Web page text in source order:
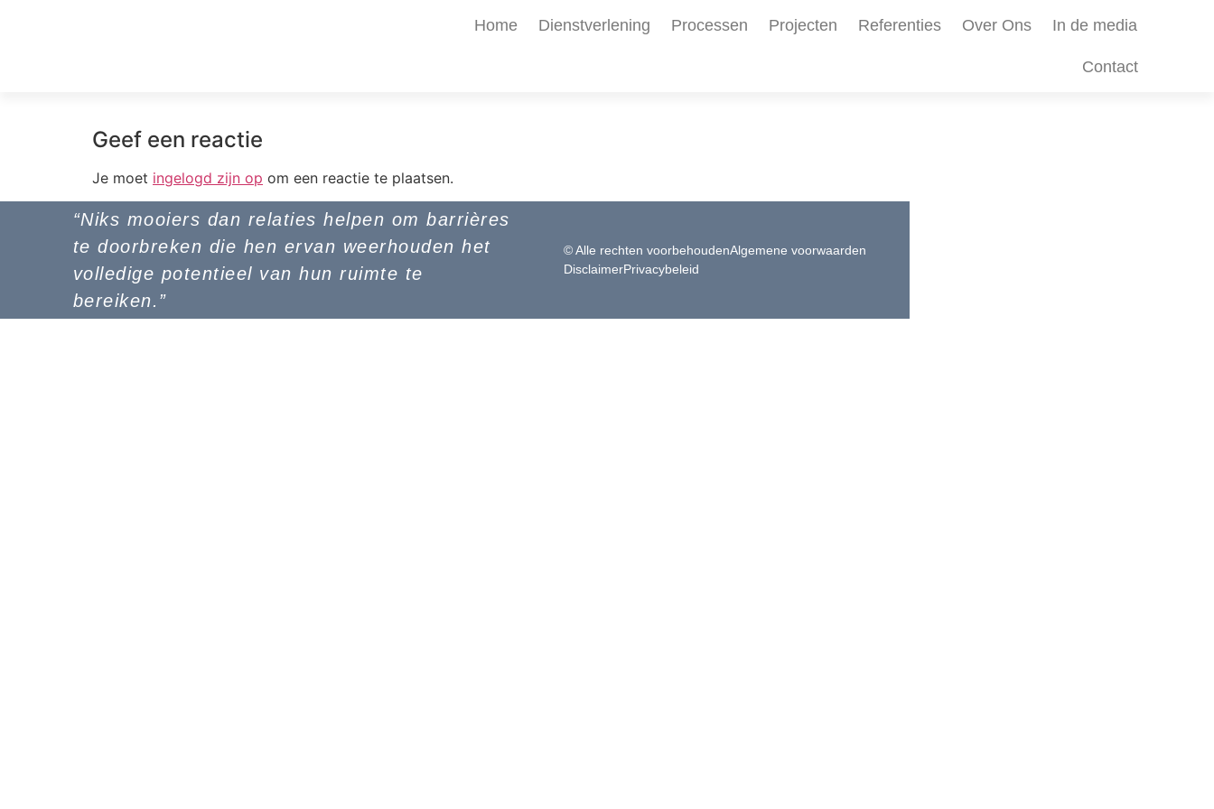
Home Dienstverlening Processen Projecten Referenties Over Ons In de media
Contact
Geef een reactie
Je moet ingelogd zijn op om een reactie te plaatsen.
“Niks mooiers dan relaties helpen om barrières
te doorbreken die hen ervan weerhouden het
volledige potentieel van hun ruimte te
bereiken.”
© Alle rechten voorbehoudenAlgemene voorwaarden
DisclaimerPrivacybeleid